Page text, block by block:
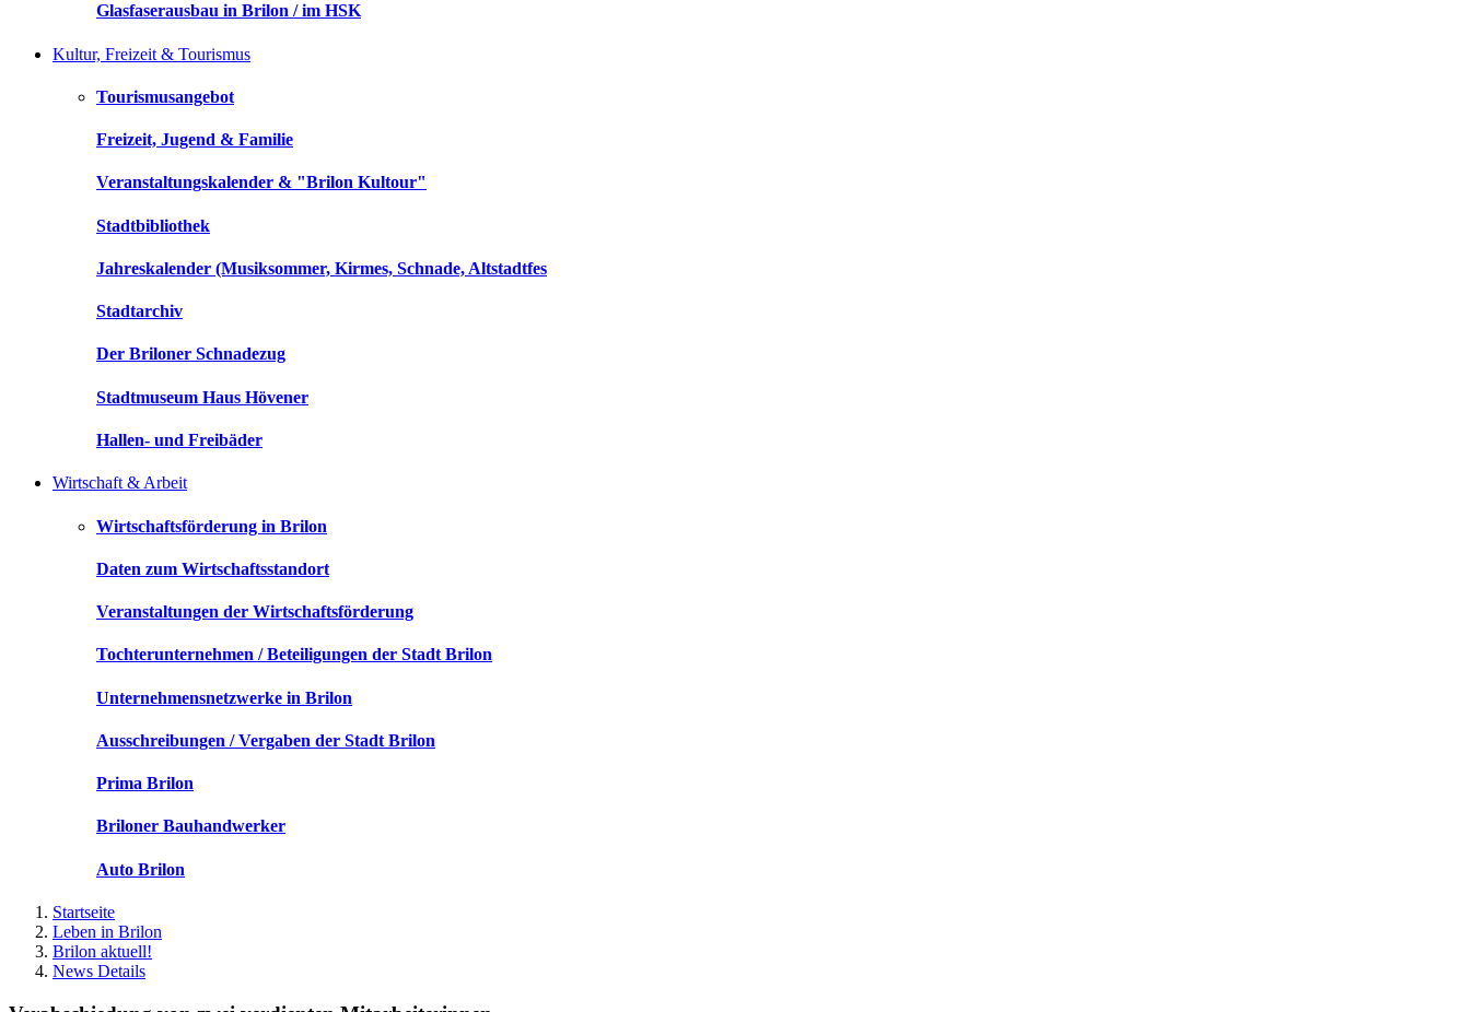
Glasfaserausbau in Brilon / im HSK
Kultur, Freizeit & Tourismus
Tourismusangebot
Freizeit, Jugend & Familie
Veranstaltungskalender & "Brilon Kultour"
Stadtbibliothek
Jahreskalender (Musiksommer, Kirmes, Schnade, Altstadtfes
Stadtarchiv
Der Briloner Schnadezug
Stadtmuseum Haus Hövener
Hallen- und Freibäder
Wirtschaft & Arbeit
Wirtschaftsförderung in Brilon
Daten zum Wirtschaftsstandort
Veranstaltungen der Wirtschaftsförderung
Tochterunternehmen / Beteiligungen der Stadt Brilon
Unternehmensnetzwerke in Brilon
Ausschreibungen / Vergaben der Stadt Brilon
Prima Brilon
Briloner Bauhandwerker
Auto Brilon
Startseite
Leben in Brilon
Brilon aktuell!
News Details